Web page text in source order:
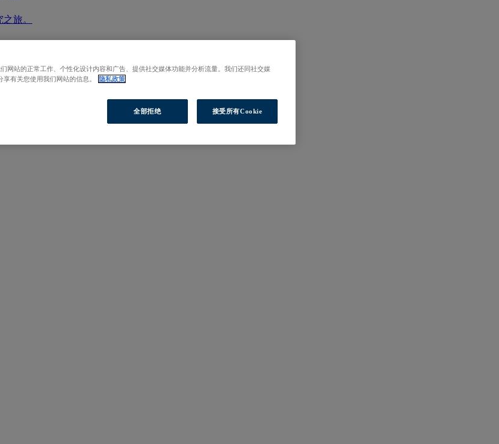
旅。
网站的正常工作、个性化设计内容和广告、提供社交媒体功能并分析流量。我们还同社交媒
有关您使用我们网站的信息。
隐私政策
全部拒绝 接受所有Cookie